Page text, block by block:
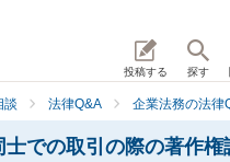
投稿する 探す
談 法律Q&A 企業法務の法律
士での取引の際の著作